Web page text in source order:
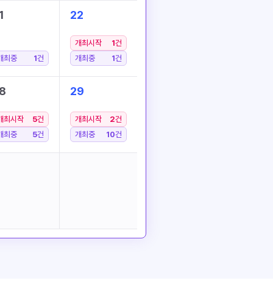
최중 1건
22
개최시작 1건
개최중
1건
최시작 5건
최중
5건
29
개최시작 2건
개최중
10건